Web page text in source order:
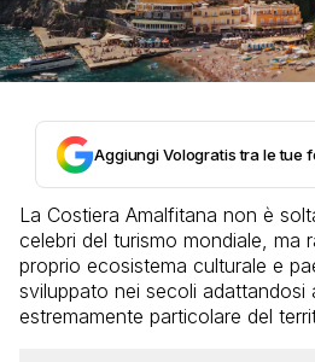
Aggiungi Vologratis tra le tue
La Costiera Amalfitana non è
celebri del turismo mondiale, ma
proprio ecosistema culturale e
sviluppato nei secoli adattandosi
estremamente particolare del